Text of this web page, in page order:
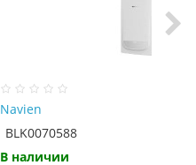
Navien
BLK0070588
В наличии